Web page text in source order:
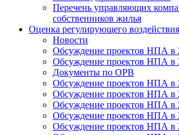
Перечень управляющих
собственников жилья
Оценка регулирующего воздействия
Новости
Обсуждение проектов НПА в
Обсуждение проектов НПА в
Документы по ОРВ
Обсуждение проектов НПА в
Обсуждение проектов НПА в
Обсуждение проектов НПА в
Обсуждение проектов НПА в
Обсуждение проектов НПА в